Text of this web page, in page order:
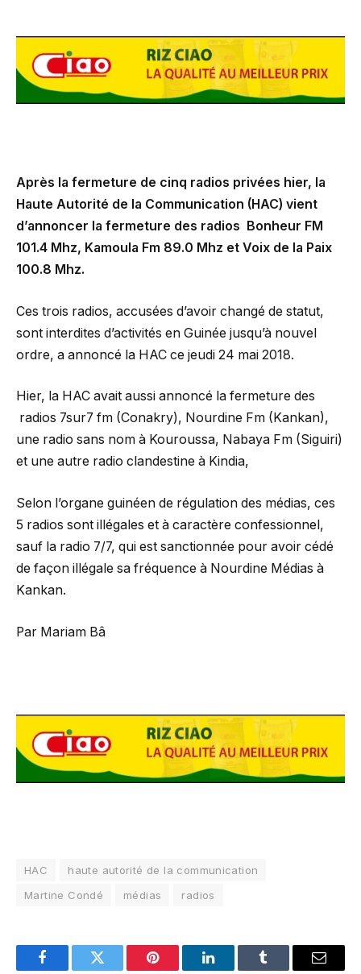
Après la fermeture de cinq radios privées hier, la
Haute Autorité de la Communication (HAC) vient
d’annoncer la fermeture des radios Bonheur FM
101.4 Mhz, Kamoula Fm 89.0 Mhz et Voix de la Paix
100.8 Mhz.
Ces trois radios, accusées d’avoir changé de statut,
sont interdites d’activités en Guinée jusqu’à nouvel
ordre, a annoncé la HAC ce jeudi 24 mai 2018.
Hier, la HAC avait aussi annoncé la fermeture des
radios 7sur7 fm (Conakry), Nourdine Fm (Kankan),
une radio sans nom à Kouroussa, Nabaya Fm (Siguiri)
et une autre radio clandestine à Kindia,
Selon l’organe guinéen de régulation des médias, ces
5 radios sont illégales et à caractère confessionnel,
sauf la radio 7/7, qui est sanctionnée pour avoir cédé
de façon illégale sa fréquence à Nourdine Médias à
Kankan.
Par Mariam Bâ
HAC
haute autorité de la communication
Martine Condé
médias radios
FacebookTwitter Pinterest LinkedInTumblr Email